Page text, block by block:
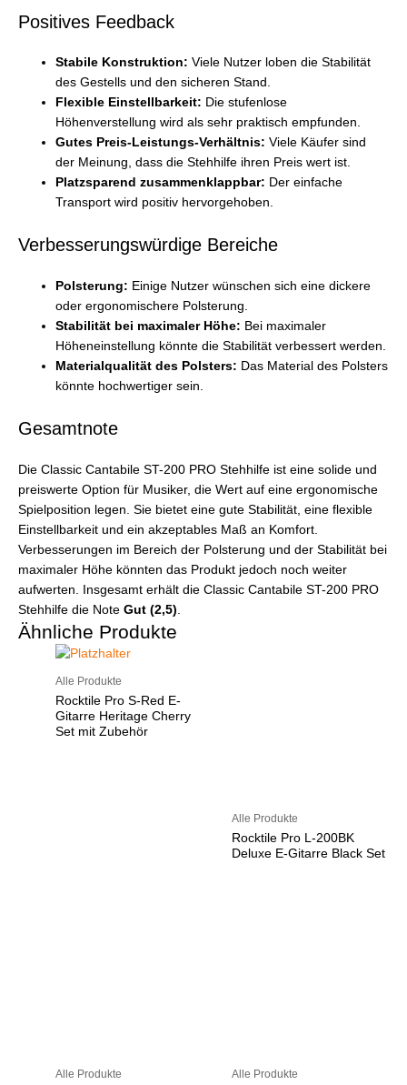
Positives Feedback
Stabile Konstruktion: Viele Nutzer loben die Stabilität
des Gestells und den sicheren Stand.
Flexible Einstellbarkeit: Die stufenlose
Höhenverstellung wird als sehr praktisch empfunden.
Gutes Preis-Leistungs-Verhältnis: Viele Käufer sind
der Meinung, dass die Stehhilfe ihren Preis wert ist.
Platzsparend zusammenklappbar: Der einfache
Transport wird positiv hervorgehoben.
Verbesserungswürdige Bereiche
Polsterung: Einige Nutzer wünschen sich eine dickere
oder ergonomischere Polsterung.
Stabilität bei maximaler Höhe: Bei maximaler
Höheneinstellung könnte die Stabilität verbessert werden.
Materialqualität des Polsters: Das Material des Polsters
könnte hochwertiger sein.
Gesamtnote
Die Classic Cantabile ST-200 PRO Stehhilfe ist eine solide und
preiswerte Option für Musiker, die Wert auf eine ergonomische
Spielposition legen. Sie bietet eine gute Stabilität, eine flexible
Einstellbarkeit und ein akzeptables Maß an Komfort.
Verbesserungen im Bereich der Polsterung und der Stabilität bei
maximaler Höhe könnten das Produkt jedoch noch weiter
aufwerten. Insgesamt erhält die Classic Cantabile ST-200 PRO
Stehhilfe die Note Gut (2,5)
Ähnliche Produkte
Alle Produkte
Rocktile Pro S-Red E-
Gitarre Heritage Cherry
Set mit Zubehör
Alle Produkte
Rocktile Pro L-200BK
Deluxe E-Gitarre Black Set
Alle Produkte Alle Produkte